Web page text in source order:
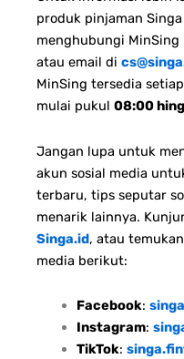
produk pinjaman
menghubungi
atau email di
MinSing tersedia
mulai pukul 08:00
Jangan lupa untuk
akun sosial media
terbaru, tips seputar
menarik lainnya.
Singa.id, atau
media berikut:
Facebook:
Instagram:
TikTok: